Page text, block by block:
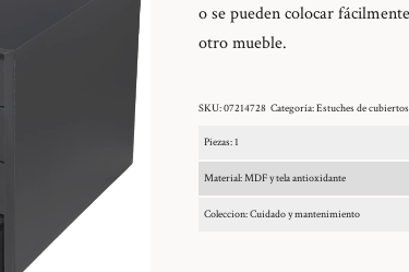
o se pueden colocar
otro mueble.
SKU:07214728 Categoría:Estuches de cubiertos
Piezas: 1
Material: MDF y tela antioxidante
Coleccion: Cuidado y mantenimiento